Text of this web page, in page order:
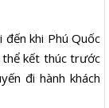
khi Phú Quốc
kết thúc trước
đi hành khách